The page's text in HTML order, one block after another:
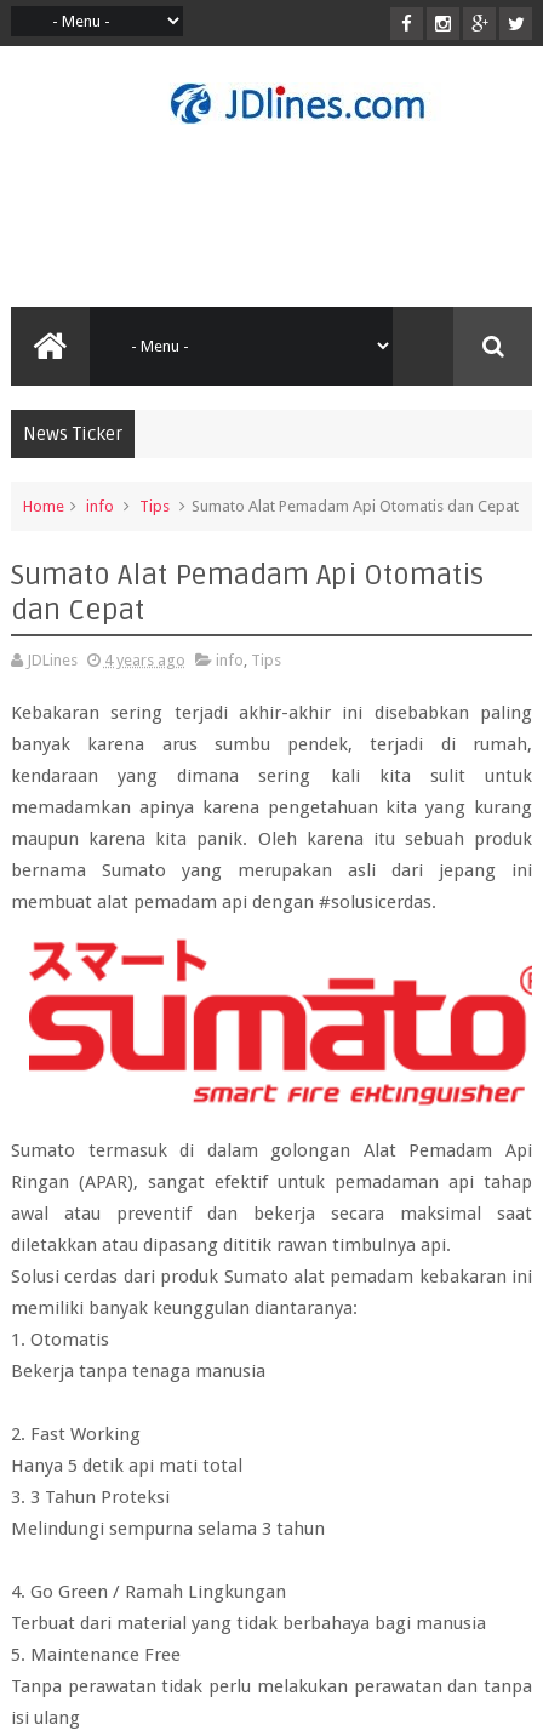
News Ticker
Home info Tips Sumato Alat Pemadam Api Otomatis dan Cepat
Sumato Alat Pemadam Api Otomatis
dan Cepat
JDLines 4 years ago info, Tips
Kebakaran sering terjadi akhir-akhir ini disebabkan paling
banyak karena arus sumbu pendek, terjadi di rumah,
kendaraan yang dimana sering kali kita sulit untuk
memadamkan apinya karena pengetahuan kita yang kurang
maupun karena kita panik. Oleh karena itu sebuah produk
bernama Sumato yang merupakan asli dari jepang ini
membuat alat pemadam api dengan #solusicerdas.
Sumato termasuk di dalam golongan Alat Pemadam Api
Ringan (APAR), sangat efektif untuk pemadaman api tahap
awal atau preventif dan bekerja secara maksimal saat
diletakkan atau dipasang dititik rawan timbulnya api.
Solusi cerdas dari produk Sumato alat pemadam kebakaran ini
memiliki banyak keunggulan diantaranya:
1. Otomatis
Bekerja tanpa tenaga manusia
2. Fast Working
Hanya 5 detik api mati total
3. 3 Tahun Proteksi
Melindungi sempurna selama 3 tahun
4. Go Green / Ramah Lingkungan
Terbuat dari material yang tidak berbahaya bagi manusia
5. Maintenance Free
Tanpa perawatan tidak perlu melakukan perawatan dan tanpa
isi ulang